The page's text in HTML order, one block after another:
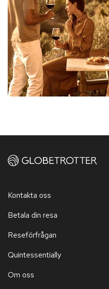
Kontakta oss
Betala din resa
Reseförfrågan
Quintessentially
Om oss